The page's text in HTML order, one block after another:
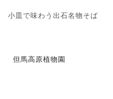
小皿で味わう出石名物そば
但馬高原植物園